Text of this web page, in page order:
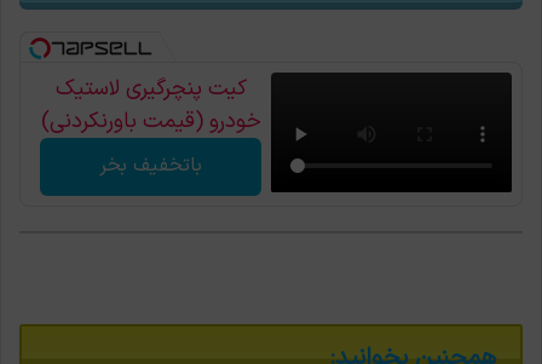
کیت پنچرگیری لاستیک
خودرو (قیمت باورنکردنی)
باتخفیف بخر